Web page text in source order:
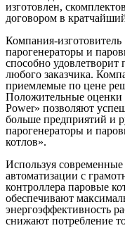
изготовлен,
договором в
Компания-
парогенераторы и
способно
любого заказчика.
приемлемые по цене
Положительные оценки
Power» позволяют
больше предприятий и
парогенераторы и
котлов».
Используя
автоматизации с
контроллера паровые
обеспечивают
энергоэффективность
снижают потребление